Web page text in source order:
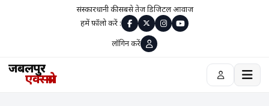
संस्कारधानी की सबसे तेज डिजिटल आवाज
हमें फ़ॉलो करें :
लॉगिन करें
जबलपुर
एक्सप्रेस